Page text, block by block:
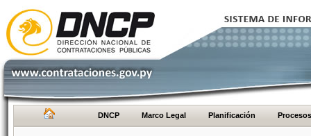
DNCP Marco Legal Planificación Procesos